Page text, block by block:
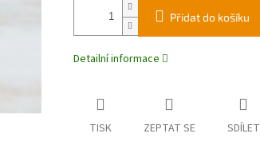
Přidat do košíku
Detailní informace
TISK ZEPTAT SE SDÍLET